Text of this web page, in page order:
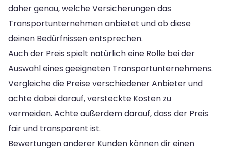
daher genau, welche Versicherungen das
Transportunternehmen anbietet und ob diese
deinen Bedürfnissen entsprechen.
Auch der Preis spielt natürlich eine Rolle bei der
Auswahl eines geeigneten Transportunternehmens.
Vergleiche die Preise verschiedener Anbieter und
achte dabei darauf, versteckte Kosten zu
vermeiden. Achte außerdem darauf, dass der Preis
fair und transparent ist.
Bewertungen anderer Kunden können dir einen